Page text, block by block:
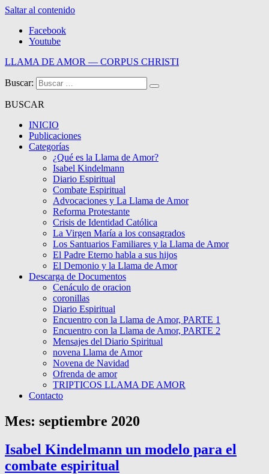
Saltar al contenido
Facebook
Youtube
LLAMA DE AMOR — CORPUS CHRISTI
Blog de la Llama de Amor
Buscar:
BUSCAR
INICIO
Publicaciones
Categorías
¿Qué es la Llama de Amor?
Isabel Kindelmann
Diario Espiritual
Combate Espiritual
Advocaciones y La Llama de Amor
Reforma Protestante
Crisis de Identidad Católica
La Virgen María a los consagrados
Los Santuarios Familiares y la Llama de Amor
El Padre Eterno habla a sus hijos
El Demonio y la Llama de Amor
Descarga de Documentos
Cenáculo de oracion
coronillas
Diario Espiritual
Encuentro con la Llama de Amor, PARTE 1
Encuentro con la Llama de Amor, PARTE 2
Mensajes del Diario Spiritual
novena Llama de Amor
Novena de Navidad
Ofrenda de amor
TRIPTICOS LLAMA DE AMOR
Contacto
Mes: septiembre 2020
Isabel Kindelmann un modelo para el
combate espiritual